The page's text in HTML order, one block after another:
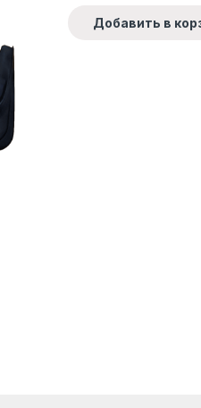
Добавить в